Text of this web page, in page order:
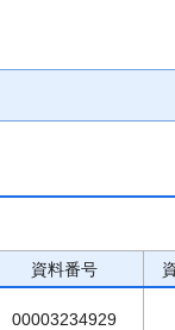
資料番号
00003234929